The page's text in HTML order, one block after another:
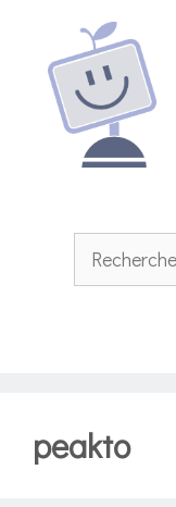
contenu
Rechercher :
peakto